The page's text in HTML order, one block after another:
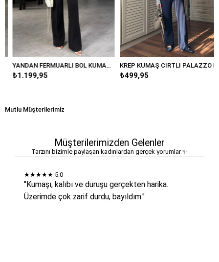
YANDAN FERMUARLI BOL KUMAŞ PANTOLON/20401
₺1.199,95
KREP KUMAŞ CIRTLI PALAZZO PANTOLON/K038
₺499,95
Mutlu Müşterilerimiz
Müşterilerimizden Gelenler
Tarzını bizimle paylaşan kadınlardan gerçek yorumlar ✨
★★★★★ 5.0
"Kumaşı, kalıbı ve duruşu gerçekten harika.
Üzerimde çok zarif durdu, bayıldım."